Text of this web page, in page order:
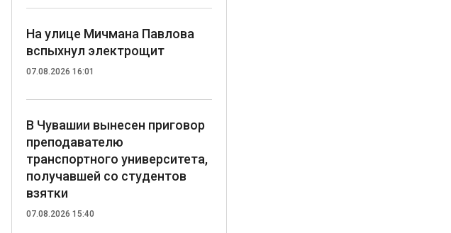
На улице Мичмана Павлова
вспыхнул электрощит
07.08.2026 16:01
В Чувашии вынесен приговор
преподавателю
транспортного университета,
получавшей со студентов
взятки
07.08.2026 15:40